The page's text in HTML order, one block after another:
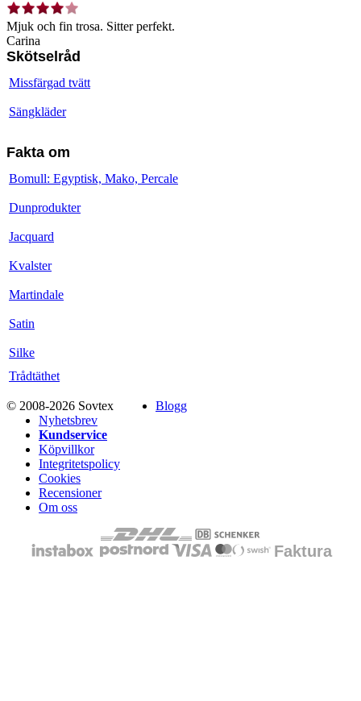
Mjuk och fin trosa. Sitter perfekt.
Carina
Skötselråd
Missfärgad tvätt
Sängkläder
Fakta om
Bomull: Egyptisk, Mako, Percale
Dunprodukter
Jacquard
Kvalster
Martindale
Satin
Silke
Trådtäthet
© 2008-2026 Sovtex
Blogg
Nyhetsbrev
Kundservice
Köpvillkor
Integritetspolicy
Cookies
Recensioner
Om oss